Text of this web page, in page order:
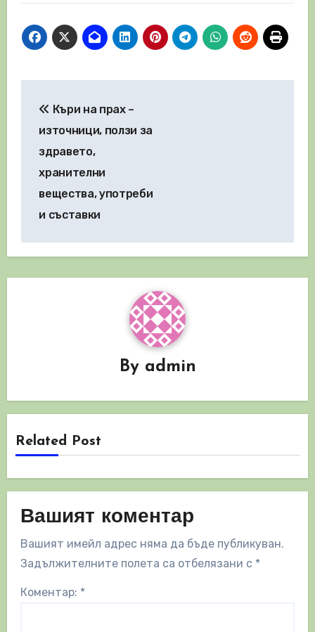
Къри на прах –
източници, ползи за
здравето,
хранителни
вещества, употреби
и съставки
By admin
Related Post
Вашият коментар
Вашият имейл адрес няма да бъде публикуван.
Задължителните полета са отбелязани с *
Коментар: *